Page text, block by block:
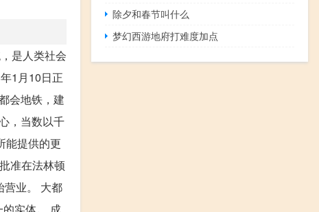
是人类社会
1月10日正
会地铁，建
，当数以千
能提供的更
准在法林顿
营业。 大都
除夕和春节叫什么
梦幻西游地府打难度加点